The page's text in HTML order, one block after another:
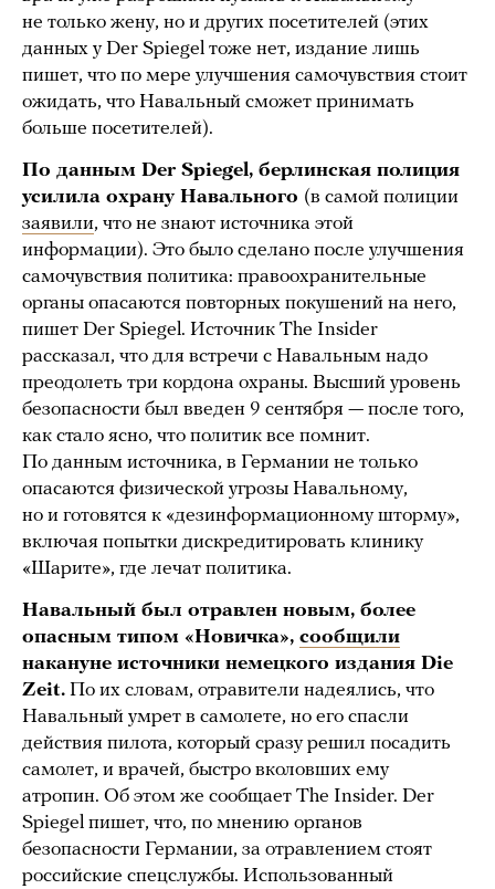
не только жену, но и других посетителей (этих
данных у Der Spiegel тоже нет, издание лишь
пишет, что по мере улучшения самочувствия стоит
ожидать, что Навальный сможет принимать
больше посетителей).
По данным Der Spiegel, берлинская полиция
усилила охрану Навального (в самой полиции
заявили, что не знают источника этой
информации). Это было сделано после улучшения
самочувствия политика: правоохранительные
органы опасаются повторных покушений на него,
пишет Der Spiegel. Источник The Insider
рассказал, что для встречи с Навальным надо
преодолеть три кордона охраны. Высший уровень
безопасности был введен 9 сентября — после того,
как стало ясно, что политик все помнит.
По данным источника, в Германии не только
опасаются физической угрозы Навальному,
но и готовятся к «дезинформационному шторму»,
включая попытки дискредитировать клинику
«Шарите», где лечат политика.
Навальный был отравлен новым, более
опасным типом «Новичка», сообщили
накануне источники немецкого издания Die
Zeit. По их словам, отравители надеялись, что
Навальный умрет в самолете, но его спасли
действия пилота, который сразу решил посадить
самолет, и врачей, быстро вколовших ему
атропин. Об этом же сообщает The Insider. Der
Spiegel пишет, что, по мнению органов
безопасности Германии, за отравлением стоят
российские спецслужбы. Использованный